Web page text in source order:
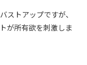
ストアップですが、
が所有欲を刺激しま